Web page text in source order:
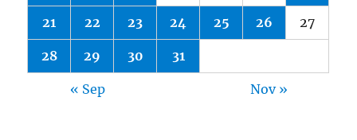
21 22 23 24 25 26 27
28 29 30 31
« Sep Nov »